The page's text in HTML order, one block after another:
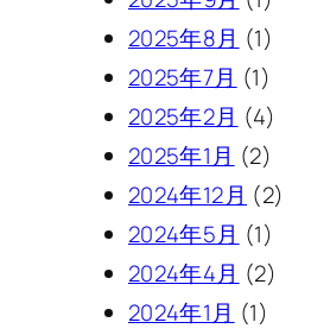
2025年8月 (1)
2025年7月 (1)
2025年2月 (4)
2025年1月 (2)
2024年12月 (2)
2024年5月 (1)
2024年4月 (2)
2024年1月 (1)